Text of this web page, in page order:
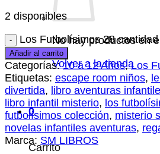
No hay productos en
Volver a la tienda
0
Carrito
2 disponibles
Los Futbolísimos 28 cantidad
Añadir al carrito
Categorías:10 a 12 Años,Los
Etiquetas: escape room niños,
divertida, libro aventuras
libro infantil misterio, los
futbolísimos colección, misterio
novelas infantiles aventuras,
Marca: SM LIBROS